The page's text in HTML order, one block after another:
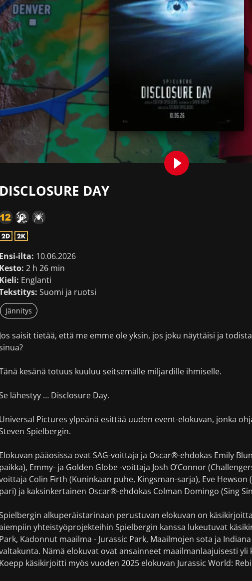
DISCLOSURE DAY
Ensi-ilta: 10.06.2026
Kesto: 2 h 26 min
Kieli: Englanti
Suomi ja ruotsi
Jännitys
Jos saisit tietää, että me emme ole yksin, jos joku näyttäisi ja
kesänä totuus kuuluu seitsemälle miljardille ihmiselle.
lähestyy … Disclosure Day.
Universal Pictures ylpeänä esittää uuden event-elokuvan, jonka
Spielbergin.
Elokuvan pääosissa ovat SAG-voittaja ja Oscar®-ehdokas Emily
paikka), Emmy- ja Golden Globe -voittaja Josh O’Connor
Colin Firth (Kuninkaan puhe, Kingsman-sarja), Eve Hewson
pari) ja kaksinkertainen Oscar®-ehdokas Colman Domingo (Sing
alkuperäistarinaan perustuvan elokuvan on
yhteistyöprojekteihin Spielbergin kanssa lukeutuvat
Park, Kadonnut maailma - Jurassic Park, Maailmojen sota ja
Nämä elokuvat ovat ansainneet maailmanlaajuisesti
Koepp käsikirjoitti myös vuoden 2025 elokuvan Jurassic World: